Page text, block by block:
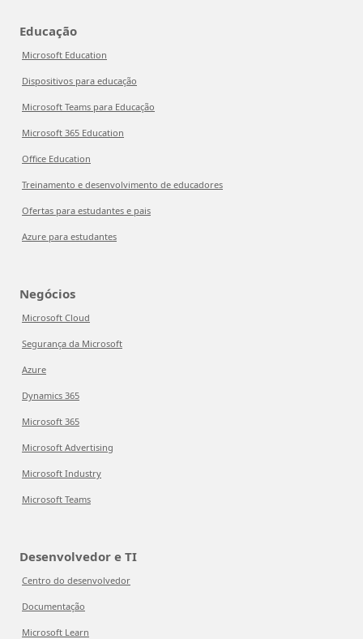
Educação
Microsoft Education
Dispositivos para educação
Microsoft Teams para Educação
Microsoft 365 Education
Office Education
Treinamento e desenvolvimento de educadores
Ofertas para estudantes e pais
Azure para estudantes
Negócios
Microsoft Cloud
Segurança da Microsoft
Azure
Dynamics 365
Microsoft 365
Microsoft Advertising
Microsoft Industry
Microsoft Teams
Desenvolvedor e TI
Centro do desenvolvedor
Documentação
Microsoft Learn